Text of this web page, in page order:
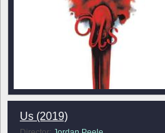
Us (2019)